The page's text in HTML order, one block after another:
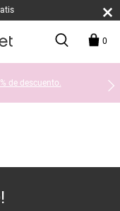
0
de descuento.